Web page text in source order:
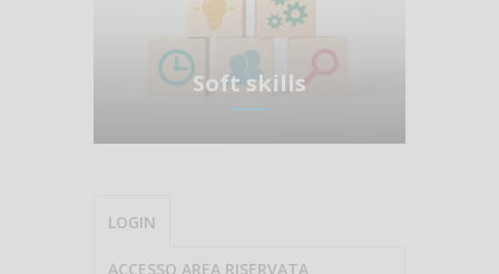
Soft skills
LOGIN
ACCESSO AREA RISERVATA